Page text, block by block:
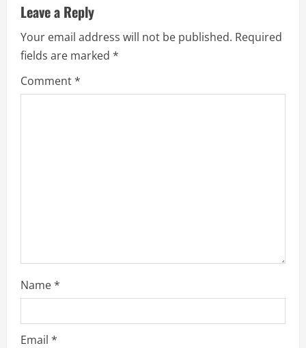
u
e
R
e
Leave a Reply
Your email address will not be published. Required
fields are marked *
Comment*
Name*
Email *